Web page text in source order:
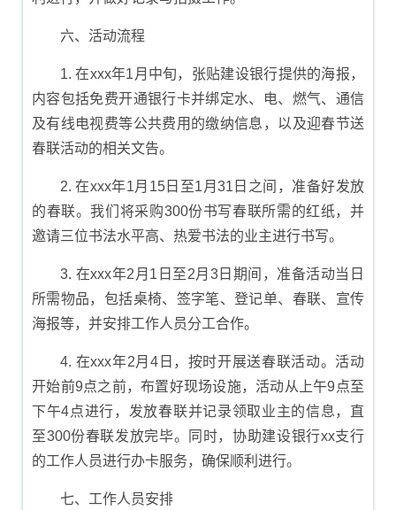
六、活动流程
1. 在xxx年1月中旬，张贴建设银行提供的海报，
内容包括免费开通银行卡并绑定水、电、燃气、通信
及有线电视费等公共费用的缴纳信息，以及迎春节送
春联活动的相关文告。
2. 在xxx年1月15日至1月31日之间，准备好发放
的春联。我们将采购300份书写春联所需的红纸，并
邀请三位书法水平高、热爱书法的业主进行书写。
3. 在xxx年2月1日至2月3日期间，准备活动当日
所需物品，包括桌椅、签字笔、登记单、春联、宣传
海报等，并安排工作人员分工合作。
4. 在xxx年2月4日，按时开展送春联活动。活动
开始前9点之前，布置好现场设施，活动从上午9点至
下午4点进行，发放春联并记录领取业主的信息，直
至300份春联发放完毕。同时，协助建设银行xx支行
的工作人员进行办卡服务，确保顺利进行。
七、工作人员安排